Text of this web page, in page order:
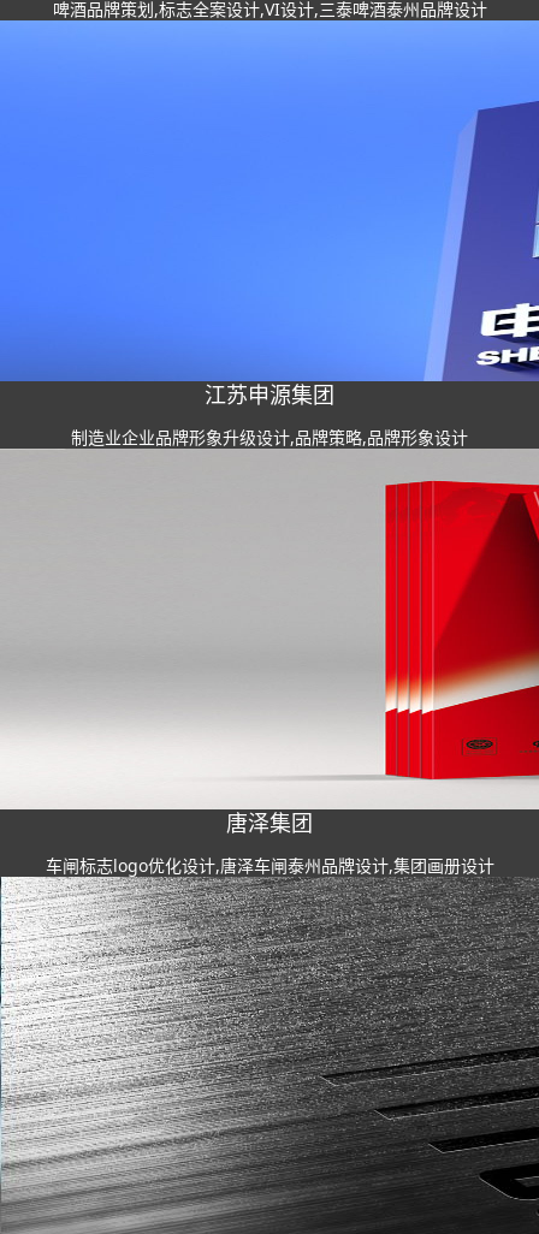
啤酒品牌策划,标志全案设计,VI设计,三泰啤酒泰州品牌设计
江苏申源集团
制造业企业品牌形象升级设计,品牌策略,品牌形象设计
唐泽集团
车闸标志logo优化设计,唐泽车闸泰州品牌设计,集团画册设计